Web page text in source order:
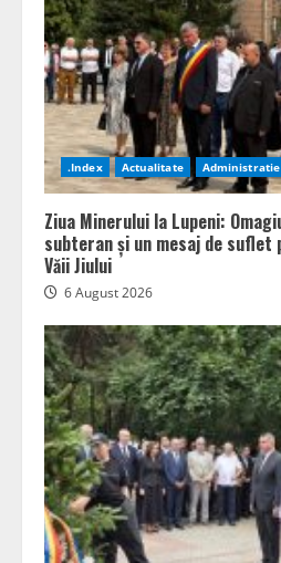
.Index Actualitate Administratie
Ziua Minerului la Lupeni:
subteran și un mesaj de
Văii Jiului
6 August 2026